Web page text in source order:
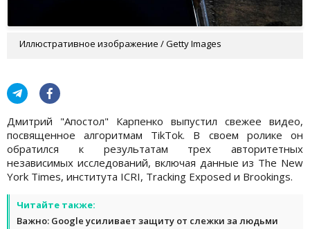
Иллюстративное изображение / Getty Images
Дмитрий "Апостол" Карпенко выпустил свежее видео,
посвященное алгоритмам TikTok. В своем ролике он
обратился к результатам трех авторитетных
независимых исследований, включая данные из The New
York Times, института ICRI, Tracking Exposed и Brookings.
Читайте также:
Важно: Google усиливает защиту от слежки за людьми